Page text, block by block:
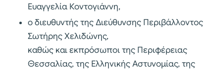
Ευαγγελία Κοντογιάννη,
ο διευθυντής της Διεύθυνσης Περιβάλλοντος
Σωτήρης Χελιδώνης,
καθώς και εκπρόσωποι της Περιφέρειας
Θεσσαλίας, της Ελληνικής Αστυνομίας, της